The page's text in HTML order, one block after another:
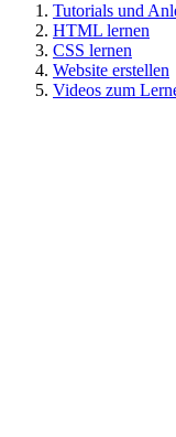
Tutorials und
HTML lernen
CSS lernen
Website erstellen
Videos zum